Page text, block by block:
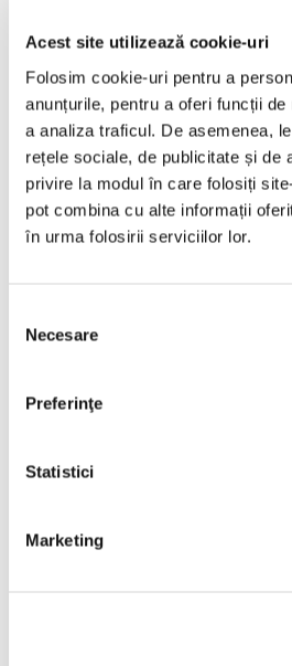
Acest site utilizează cookie-uri
Folosim cookie-uri pentru a
anunțurile, pentru a oferi funcții
a analiza traficul. De asemenea,
rețele sociale, de publicitate și de
privire la modul în care folosiți
pot combina cu alte informații
în urma folosirii serviciilor lor.
consimțământului
Necesare
Preferinţe
Statistici
Marketing